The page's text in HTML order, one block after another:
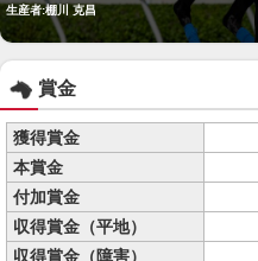
生産者:棚川 克昌
賞金
獲得賞金
本賞金
付加賞金
収得賞金（平地）
収得賞金（障害）